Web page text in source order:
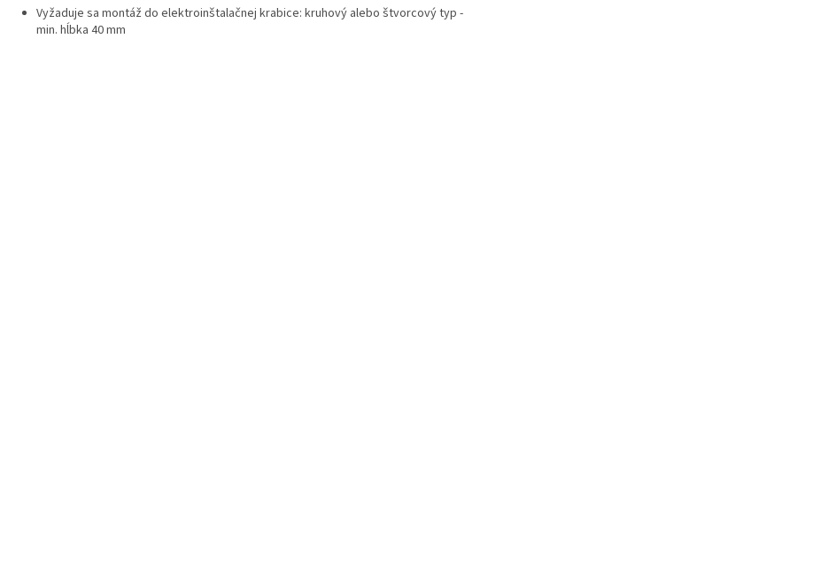
Vyžaduje sa montáž do elektroinštalačnej krabice: kruhový alebo štvorcový typ -
min. hĺbka 40 mm